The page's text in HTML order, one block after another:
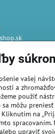
polsky
vašej
a
použiť
môžu
na
spracovaním.
upraviť